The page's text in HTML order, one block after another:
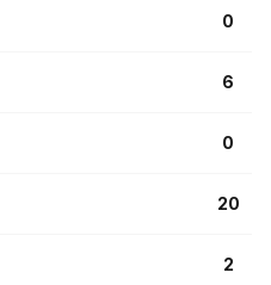
0
6
0
20
2